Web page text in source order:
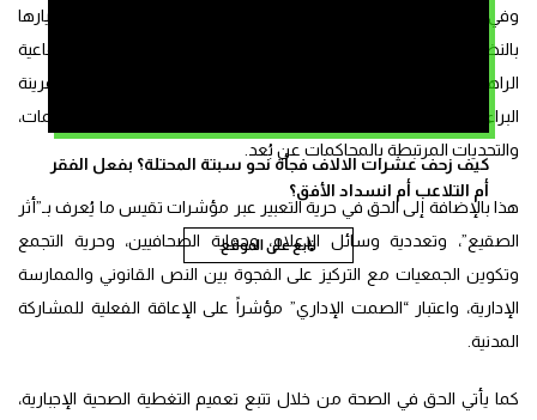
كيف زحف عشرات الالاف فجأة نحو سبتة المحتلة؟ بفعل الفقر
أم التلاعب أم انسداد الأفق؟
تابع على الموقع
وفي مرحلته الأولى، يركز المشروع على ستة حقوق موضوعية، جرى اختيارها
بالنظر إلى ارتباطها المباشر بالتحديات التنموية والمطالب الاجتماعية
الراهنة بالمغرب، من قبيل الحق في محاكمة عادلة من خلال قياس قرينة
البراءة وولوجية العدالة، ونسبة الاعتقال الاحتياطي، وآجال المحاكمات،
والتحديات المرتبطة بالمحاكمات عن بُعد.
هذا بالإضافة إلى الحق في حرية التعبير عبر مؤشرات تقيس ما يُعرف بـ”أثر
الصقيع”، وتعددية وسائل الإعلام، وحماية الصحافيين، وحرية التجمع
وتكوين الجمعيات مع التركيز على الفجوة بين النص القانوني والممارسة
الإدارية، واعتبار “الصمت الإداري” مؤشراً على الإعاقة الفعلية للمشاركة
المدنية.
كما يأتي الحق في الصحة من خلال تتبع تعميم التغطية الصحية الإجبارية،